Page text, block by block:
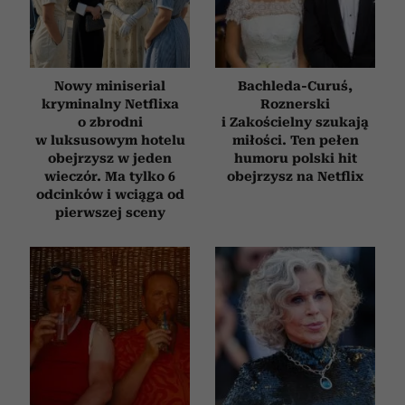
analizować ruch w naszej witrynie. Informacje o tym, jak
korzystasz z naszej witryny, udostępniamy partnerom
społecznościowym, reklamowym i analitycznym.
otrzymanymi od Ciebie lub uzyskanymi podczas
korzystania z ich usług.
Nowy miniserial
kryminalny Netflixa
o zbrodni
w luksusowym hotelu
obejrzysz w jeden
wieczór. Ma tylko 6
odcinków i wciąga od
pierwszej sceny
Bachleda-Curuś,
Roznerski
i Zakościelny szukają
miłości. Ten pełen
humoru polski hit
obejrzysz na Netflix